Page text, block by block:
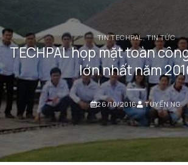
TIN TECHPAL,TIN TỨC
TECHPAL họp mặt toàn
lớn nhất năm
26/10/2016 TUYỂN NG.